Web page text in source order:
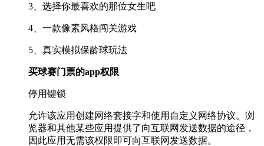
3、选择你最喜欢的那位女生吧
4、一款像素风格闯关游戏
5、真实模拟保龄球玩法
买球赛门票的app权限
停用键锁
允许该应用创建网络套接字和使用自定义网络协议。浏
览器和其他某些应用提供了向互联网发送数据的途径，
因此应用无需该权限即可向互联网发送数据。